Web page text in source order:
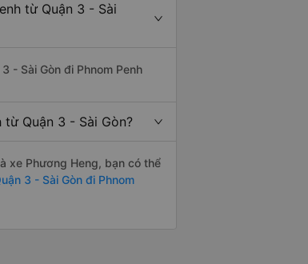
từ Quận 3 - Sài
- Sài Gòn đi Phnom Penh
Quận 3 - Sài Gòn?
xe Phương Heng, bạn có thể
3 - Sài Gòn đi Phnom